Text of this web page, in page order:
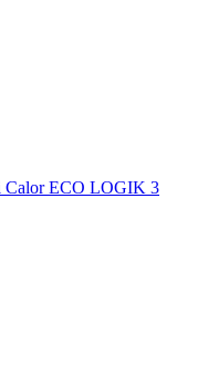
Calor ECO LOGIK 3